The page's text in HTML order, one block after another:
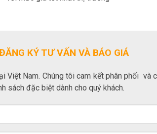
KÝ TƯ VẤN VÀ BÁO GIÁ
Việt Nam. Chúng tôi cam kết phân phối
sách đặc biệt dành cho quý khách.